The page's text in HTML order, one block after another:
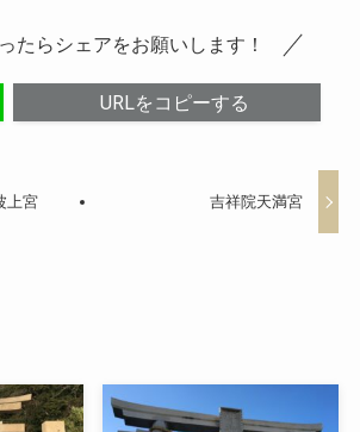
たらシェアをお願いします！
URLをコピーする
上宮 吉祥院天満宮